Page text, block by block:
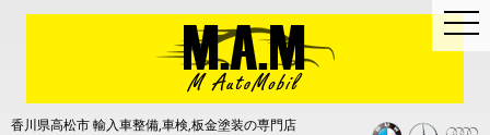
香川県高松市 輸入車整備,車検,板金塗装の専門店